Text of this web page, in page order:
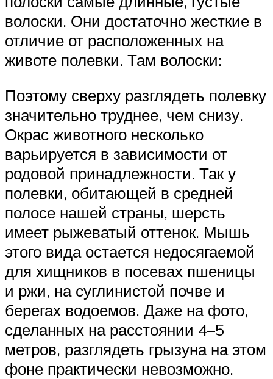
волоски. Они достаточно жесткие в
отличие от расположенных на
животе полевки. Там волоски:
Поэтому сверху разглядеть полевку
значительно труднее, чем снизу.
Окрас животного несколько
варьируется в зависимости от
родовой принадлежности. Так у
полевки, обитающей в средней
полосе нашей страны, шерсть
имеет рыжеватый оттенок. Мышь
этого вида остается недосягаемой
для хищников в посевах пшеницы
и ржи, на суглинистой почве и
берегах водоемов. Даже на фото,
сделанных на расстоянии 4–5
метров, разглядеть грызуна на этом
фоне практически невозможно.